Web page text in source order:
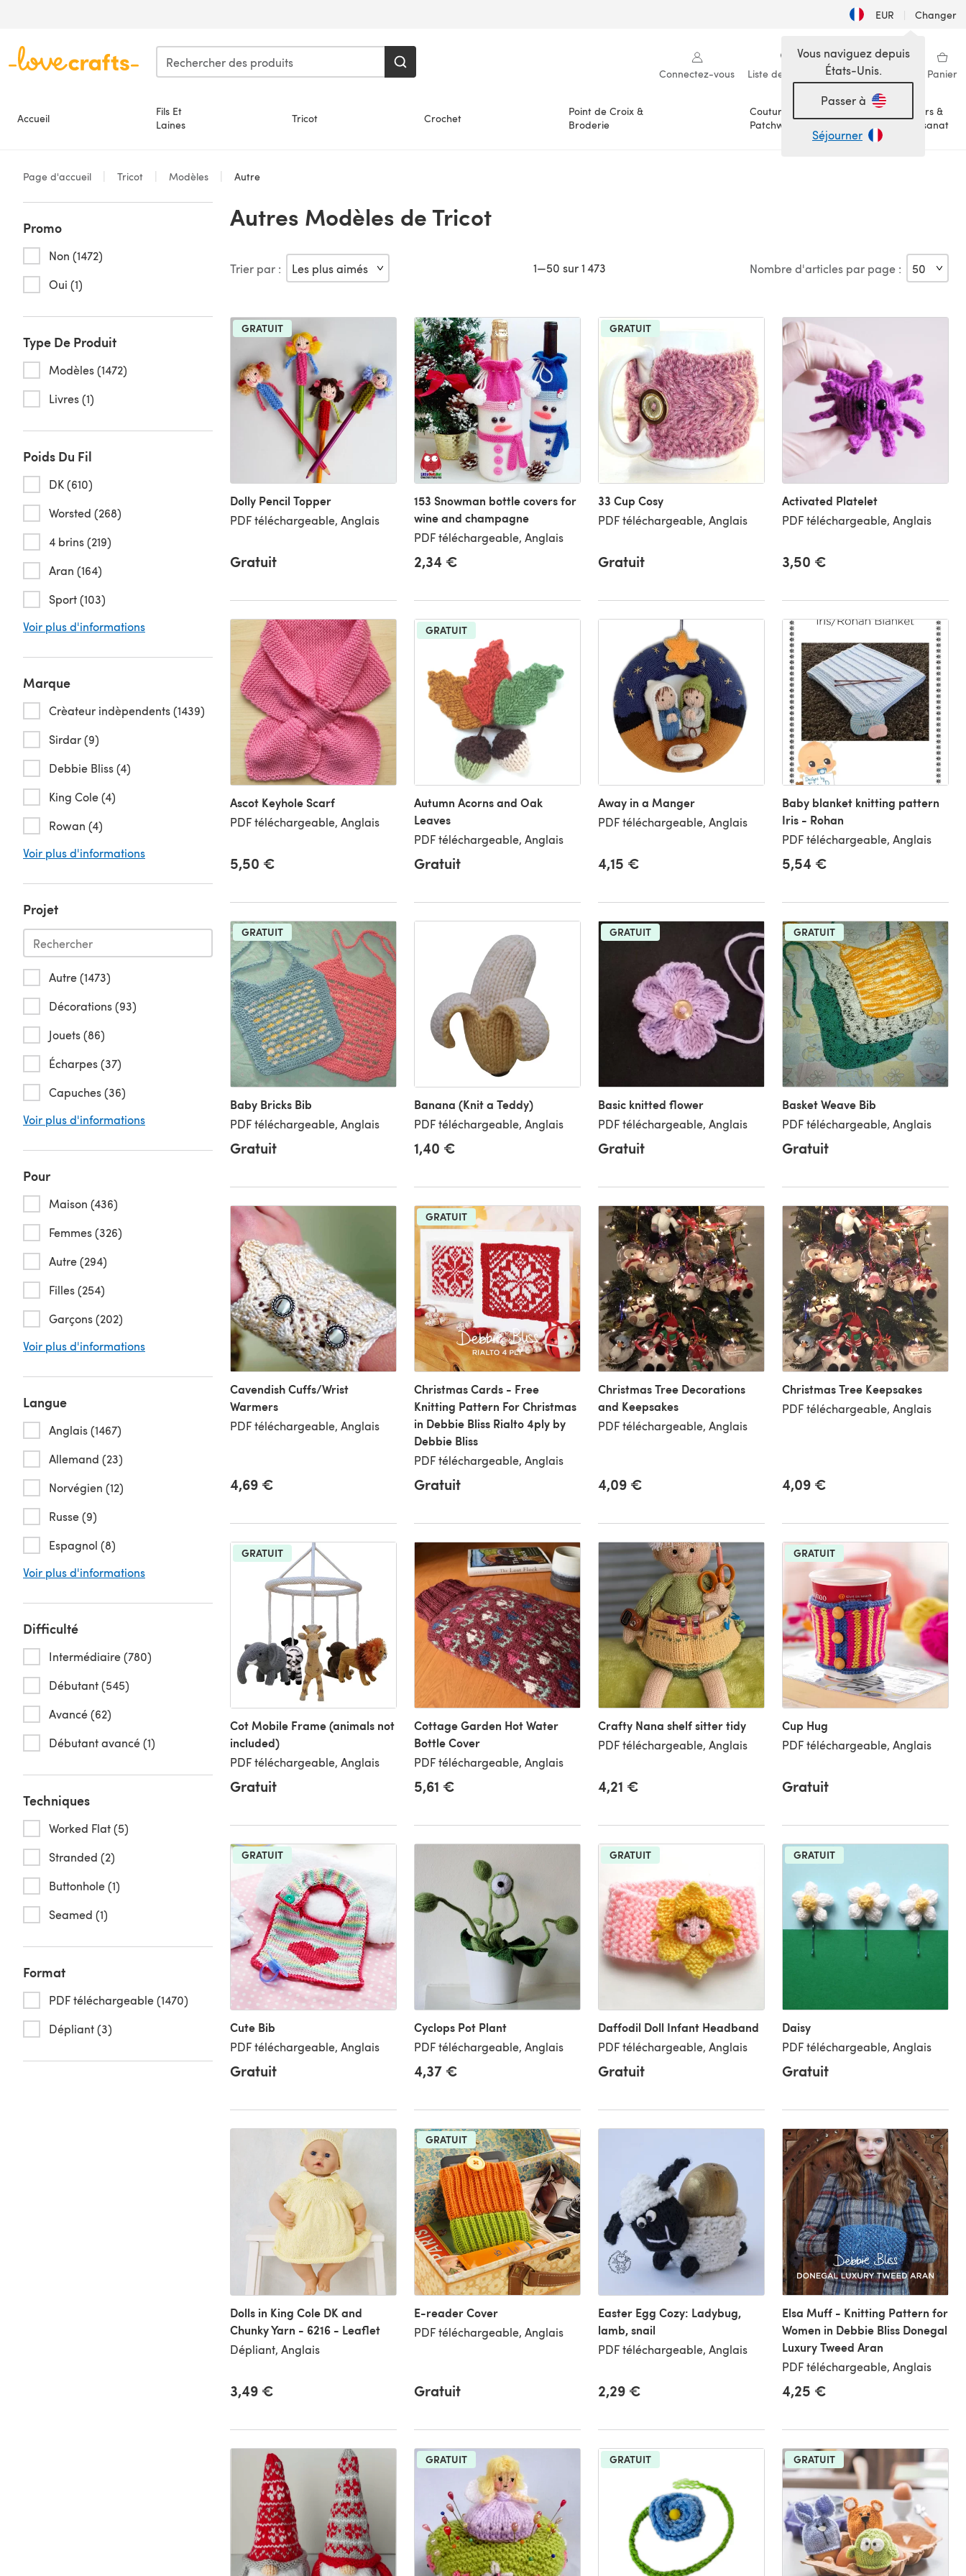
EUR | Changer
Connectez-vous Liste de souhaits Ma bibliothèque Panier
Accueil
Fils Et
Laines
Tricot Crochet
Point de Croix &
Broderie
Couture &
Patchwork
Loisirs &
Artisanat
Vous naviguez depuis
États-Unis.
Passer à
Séjourner
Page d'accueil Tricot Modèles Autre
Promo
Non (1472)
Oui (1)
Type De Produit
Modèles (1472)
Livres (1)
Poids Du Fil
DK (610)
Worsted (268)
4 brins (219)
Aran (164)
Sport (103)
Voir plus d'informations
Marque
Crèateur indèpendents (1439)
Sirdar (9)
Debbie Bliss (4)
King Cole (4)
Rowan (4)
Voir plus d'informations
Projet
Autre (1473)
Décorations (93)
Jouets (86)
Écharpes (37)
Capuches (36)
Voir plus d'informations
Pour
Maison (436)
Femmes (326)
Autre (294)
Filles (254)
Garçons (202)
Voir plus d'informations
Langue
Anglais (1467)
Allemand (23)
Norvégien (12)
Russe (9)
Espagnol (8)
Voir plus d'informations
Difficulté
Intermédiaire (780)
Débutant (545)
Avancé (62)
Débutant avancé (1)
Techniques
Worked Flat (5)
Stranded (2)
Buttonhole (1)
Seamed (1)
Format
PDF téléchargeable (1470)
Dépliant (3)
Autres Modèles de Tricot
Trier par : 1—50 sur 1 473 Nombre d'articles par page :
GRATUIT
Dolly Pencil Topper
PDF téléchargeable, Anglais
Gratuit
153 Snowman bottle covers for
wine and champagne
PDF téléchargeable, Anglais
2,34 €
GRATUIT
33 Cup Cosy
PDF téléchargeable, Anglais
Gratuit
Activated Platelet
PDF téléchargeable, Anglais
3,50 €
Ascot Keyhole Scarf
PDF téléchargeable, Anglais
5,50 €
GRATUIT
Autumn Acorns and Oak
Leaves
PDF téléchargeable, Anglais
Gratuit
Away in a Manger
PDF téléchargeable, Anglais
4,15 €
Baby blanket knitting pattern
Iris - Rohan
PDF téléchargeable, Anglais
5,54 €
GRATUIT
Baby Bricks Bib
PDF téléchargeable, Anglais
Gratuit
Banana (Knit a Teddy)
PDF téléchargeable, Anglais
1,40 €
GRATUIT
Basic knitted flower
PDF téléchargeable, Anglais
Gratuit
GRATUIT
Basket Weave Bib
PDF téléchargeable, Anglais
Gratuit
Cavendish Cuffs/Wrist
Warmers
PDF téléchargeable, Anglais
4,69 €
GRATUIT
Christmas Cards - Free
Knitting Pattern For Christmas
in Debbie Bliss Rialto 4ply by
Debbie Bliss
PDF téléchargeable, Anglais
Gratuit
Christmas Tree Decorations
and Keepsakes
PDF téléchargeable, Anglais
4,09 €
Christmas Tree Keepsakes
PDF téléchargeable, Anglais
4,09 €
GRATUIT
Cot Mobile Frame (animals not
included)
PDF téléchargeable, Anglais
Gratuit
Cottage Garden Hot Water
Bottle Cover
PDF téléchargeable, Anglais
5,61 €
Crafty Nana shelf sitter tidy
PDF téléchargeable, Anglais
4,21 €
GRATUIT
Cup Hug
PDF téléchargeable, Anglais
Gratuit
GRATUIT
Cute Bib
PDF téléchargeable, Anglais
Gratuit
Cyclops Pot Plant
PDF téléchargeable, Anglais
4,37 €
GRATUIT
Daffodil Doll Infant Headband
PDF téléchargeable, Anglais
Gratuit
GRATUIT
Daisy
PDF téléchargeable, Anglais
Gratuit
Dolls in King Cole DK and
Chunky Yarn - 6216 - Leaflet
Dépliant, Anglais
3,49 €
GRATUIT
E-reader Cover
PDF téléchargeable, Anglais
Gratuit
Easter Egg Cozy: Ladybug,
lamb, snail
PDF téléchargeable, Anglais
2,29 €
Elsa Muff - Knitting Pattern for
Women in Debbie Bliss Donegal
Luxury Tweed Aran
PDF téléchargeable, Anglais
4,25 €
GRATUIT GRATUIT GRATUIT